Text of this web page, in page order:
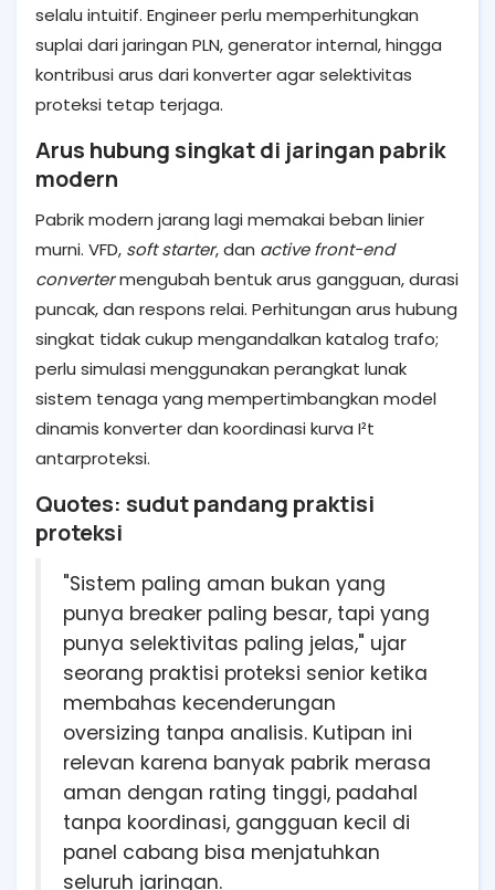
selalu intuitif. Engineer perlu memperhitungkan
suplai dari jaringan PLN, generator internal, hingga
kontribusi arus dari konverter agar selektivitas
proteksi tetap terjaga.
Arus hubung singkat di jaringan pabrik
modern
Pabrik modern jarang lagi memakai beban linier
murni. VFD, soft starter, dan active front-end
convertermengubah bentuk arus gangguan, durasi
puncak, dan respons relai. Perhitungan arus hubung
singkat tidak cukup mengandalkan katalog trafo;
perlu simulasi menggunakan perangkat lunak
sistem tenaga yang mempertimbangkan model
dinamis konverter dan koordinasi kurva I²t
antarproteksi.
Quotes: sudut pandang praktisi
proteksi
"Sistem paling aman bukan yang
punya breaker paling besar, tapi yang
punya selektivitas paling jelas," ujar
seorang praktisi proteksi senior ketika
membahas kecenderungan
oversizing tanpa analisis. Kutipan ini
relevan karena banyak pabrik merasa
aman dengan rating tinggi, padahal
tanpa koordinasi, gangguan kecil di
panel cabang bisa menjatuhkan
seluruh jaringan.